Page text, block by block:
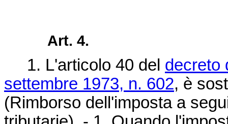
Art. 4.
1. L'articolo 40 del decreto
settembre 1973, n. 602, è
(Rimborso dell'imposta a